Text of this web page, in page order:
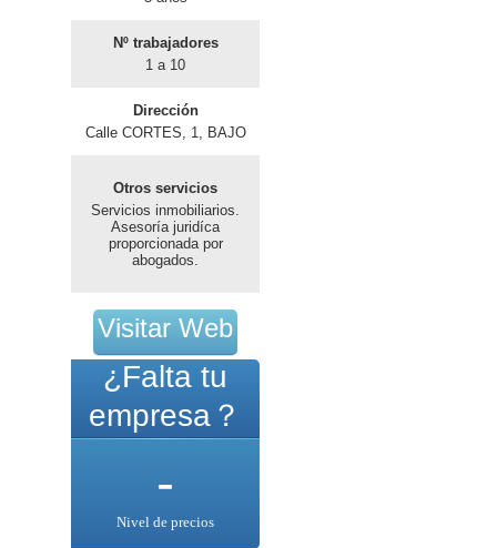
Nº trabajadores
1 a 10
Dirección
Calle CORTES, 1, BAJO
Otros servicios
Servicios inmobiliarios.
Asesoría juridíca
proporcionada por
abogados.
Visitar Web
¿Falta tu
empresa？
-
Nivel de precios